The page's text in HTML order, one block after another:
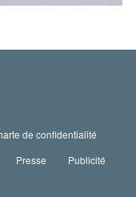
de confidentialité
Presse
Publicité